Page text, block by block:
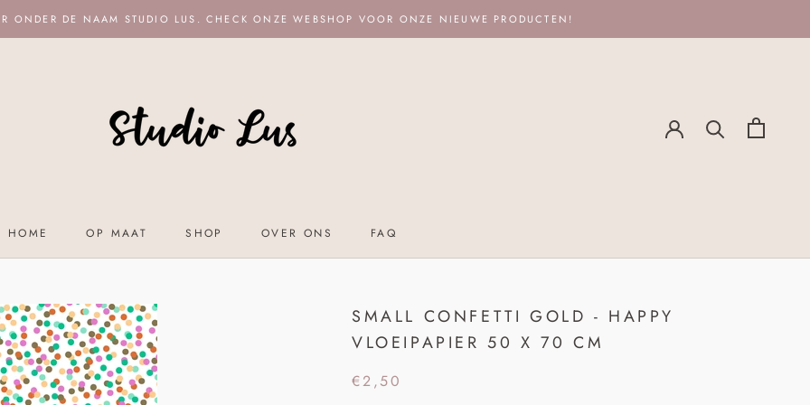
ONDER DE NAAM STUDIO LUS. CHECK ONZE WEBSHOP VOOR ONZE NIEUWE PRODUCTEN!
HOME
OP MAAT
SHOP
OVER ONS
FAQ
SMALL CONFETTI GOLD - HAPPY
VLOEIPAPIER 50 X 70 CM
€2,50